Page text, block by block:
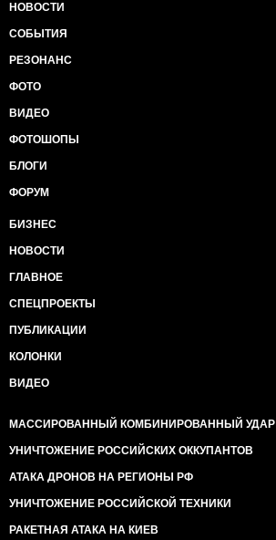
НОВОСТИ
СОБЫТИЯ
РЕЗОНАНС
ФОТО
ВИДЕО
ФОТОШОПЫ
БЛОГИ
ФОРУМ
БИЗНЕС
НОВОСТИ
ГЛАВНОЕ
СПЕЦПРОЕКТЫ
ПУБЛИКАЦИИ
КОЛОНКИ
ВИДЕО
МАССИРОВАННЫЙ КОМБИНИРОВАННЫЙ УДАР
УНИЧТОЖЕНИЕ РОССИЙСКИХ ОККУПАНТОВ
АТАКА ДРОНОВ НА РЕГИОНЫ РФ
УНИЧТОЖЕНИЕ РОССИЙСКОЙ ТЕХНИКИ
РАКЕТНАЯ АТАКА НА КИЕВ